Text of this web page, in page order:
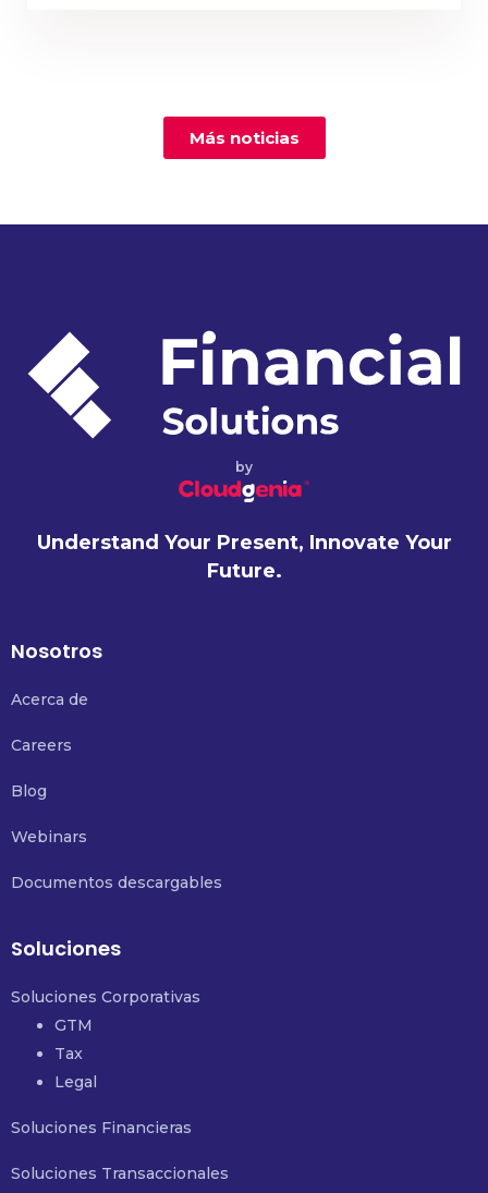
Más noticias
by
Understand Your Present, Innovate Your
Future.
Nosotros
Acerca de
Careers
Blog
Webinars
Documentos descargables
Soluciones
Soluciones Corporativas
GTM
Tax
Legal
Soluciones Financieras
Soluciones Transaccionales